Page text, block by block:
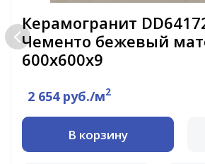
Керамогранит
Чементо бежевый
600х600х9
2 654 руб./м2
В корзину